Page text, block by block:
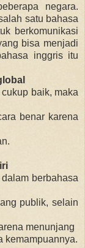
negara.
satu bahasa
berkomunikasi
bisa menjadi
inggris itu
baik, maka
benar karena
berbahasa
publik, selain
menunjang
kemampuannya.